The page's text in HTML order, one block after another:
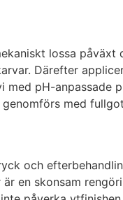
lossa
Därefter
pH-
med
och
en skonsam